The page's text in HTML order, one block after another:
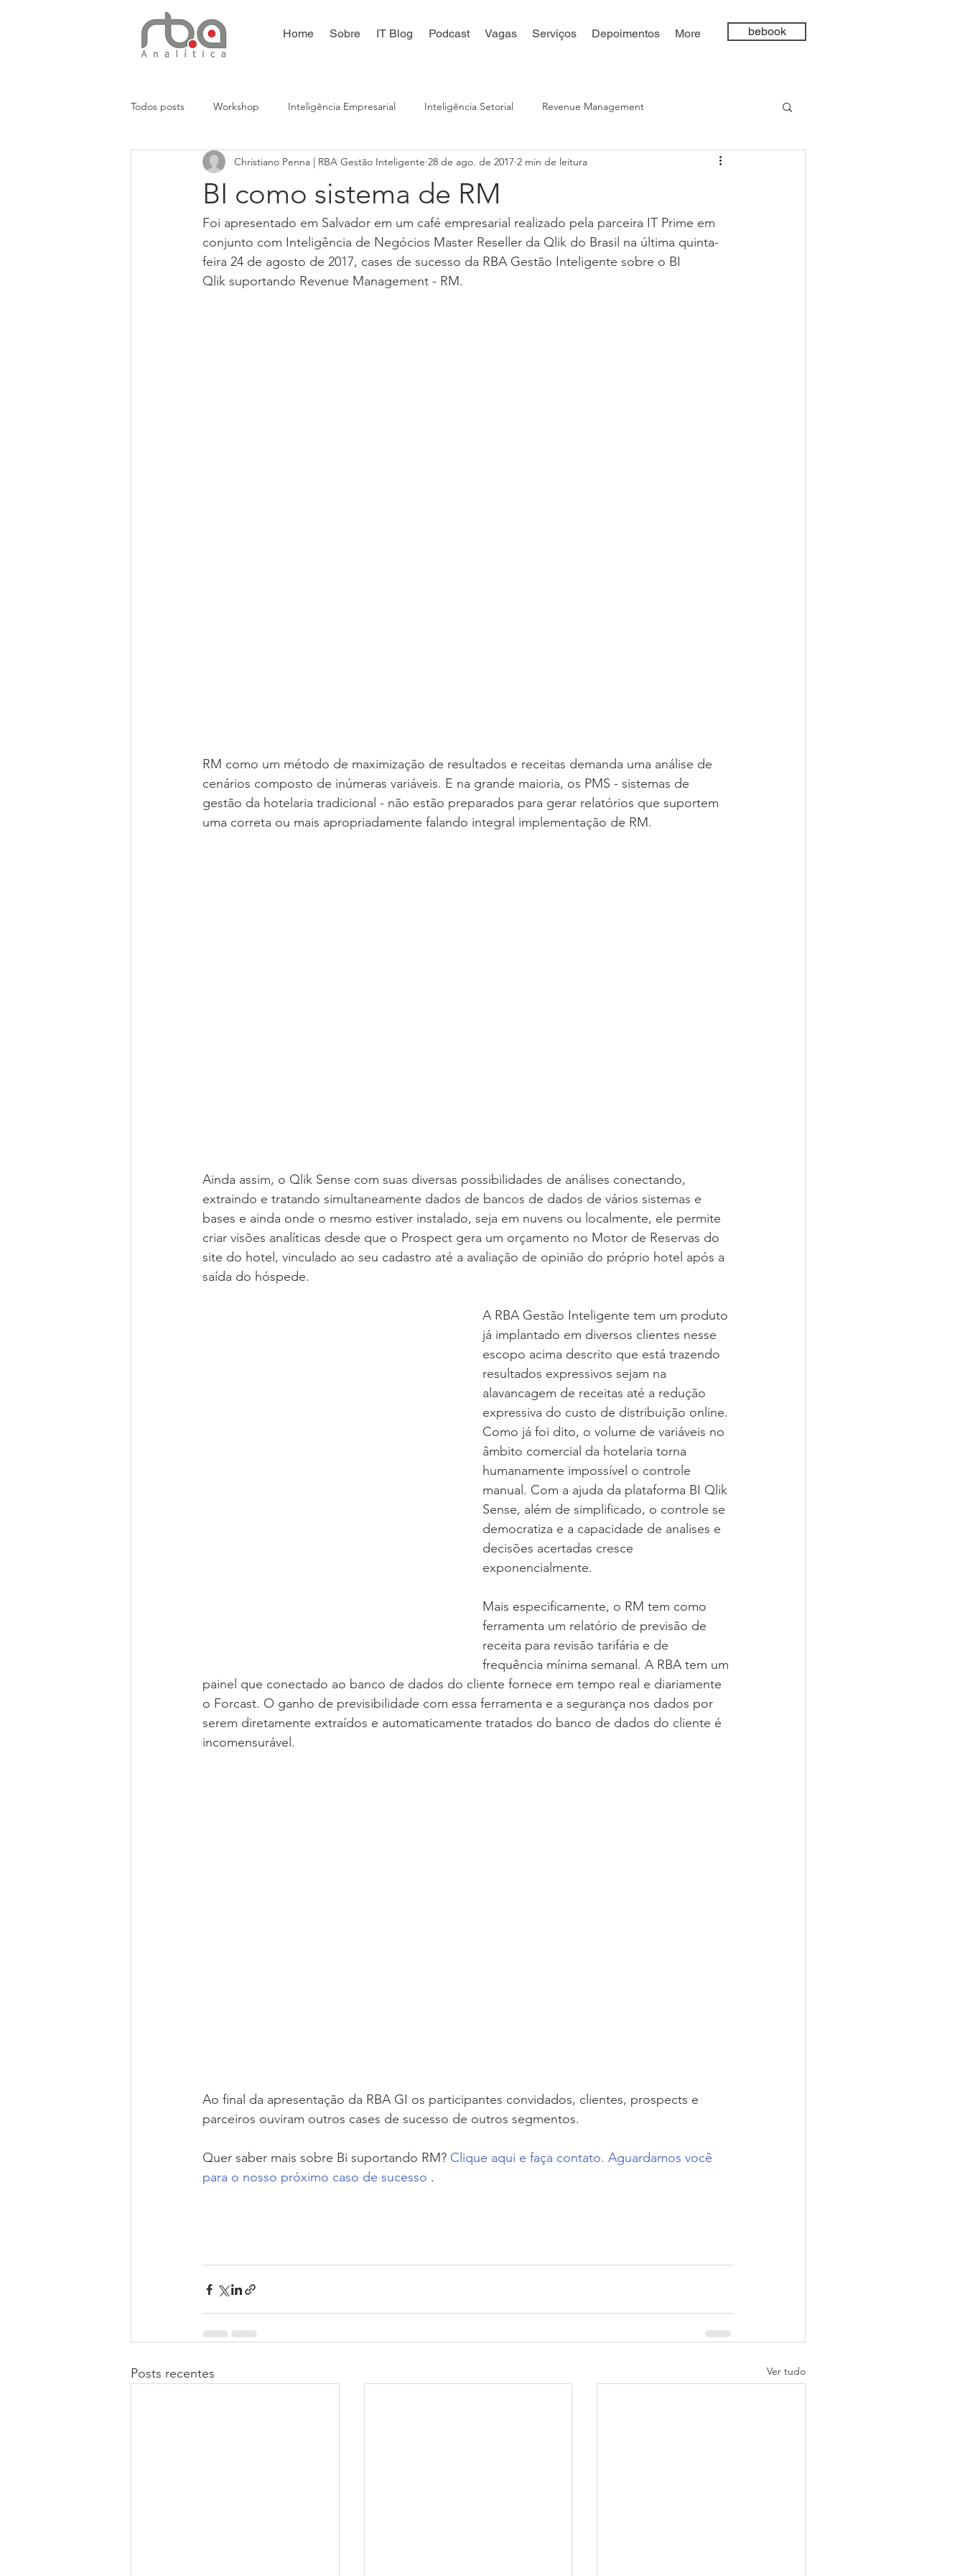
Home Sobre IT Blog Podcast Vagas Serviços Depoimentos More bebook
Todos posts Workshop Inteligência Empresarial Inteligência Setorial Revenue Management
Análises Empresariais Presença Digital Reputação Online Distribuição Online
Automação CRM
BI como sistema de RM
Christiano Penna | RBA Gestão Inteligente 28 de ago. de 2017 2 min de leitura
Foi apresentado em Salvador em um café empresarial realizado pela parceira IT Prime em
conjunto com Inteligência de Negócios Master Reseller da Qlik do Brasil na última quinta-
feira 24 de agosto de 2017, cases de sucesso da RBA Gestão Inteligente sobre o BI
Qlik suportando Revenue Management - RM.
RM como um método de maximização de resultados e receitas demanda uma análise de
cenários composto de inúmeras variáveis. E na grande maioria, os PMS - sistemas de
gestão da hotelaria tradicional - não estão preparados para gerar relatórios que suportem
uma correta ou mais apropriadamente falando integral implementação de RM.
Ainda assim, o Qlik Sense com suas diversas possibilidades de análises conectando,
extraindo e tratando simultaneamente dados de bancos de dados de vários sistemas e
bases e ainda onde o mesmo estiver instalado, seja em nuvens ou localmente, ele permite
criar visões analíticas desde que o Prospect gera um orçamento no Motor de Reservas do
site do hotel, vinculado ao seu cadastro até a avaliação de opinião do próprio hotel após a
saída do hóspede.
A RBA Gestão Inteligente tem um produto
já implantado em diversos clientes nesse
escopo acima descrito que está trazendo
resultados expressivos sejam na
alavancagem de receitas até a redução
expressiva do custo de distribuição online.
Como já foi dito, o volume de variáveis no
âmbito comercial da hotelaria torna
humanamente impossível o controle
manual. Com a ajuda da plataforma BI Qlik
Sense, além de simplificado, o controle se
democratiza e a capacidade de analises e
decisões acertadas cresce
exponencialmente.
Mais especificamente, o RM tem como
ferramenta um relatório de previsão de
receita para revisão tarifária e de
frequência mínima semanal. A RBA tem um
painel que conectado ao banco de dados do cliente fornece em tempo real e diariamente
o Forcast. O ganho de previsibilidade com essa ferramenta e a segurança nos dados por
serem diretamente extraídos e automaticamente tratados do banco de dados do cliente é
incomensurável.
Ao final da apresentação da RBA GI os participantes convidados, clientes, prospects e
parceiros ouviram outros cases de sucesso de outros segmentos.
Quer saber mais sobre Bi suportando RM? Clique aqui e faça contato. Aguardamos você
para o nosso próximo caso de sucesso .
Posts recentes Ver tudo